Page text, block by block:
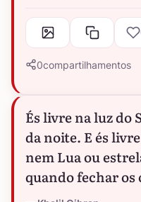
0compartilhamentos
És livre na luz do
da noite. E és
nem Lua ou
quando fechar os